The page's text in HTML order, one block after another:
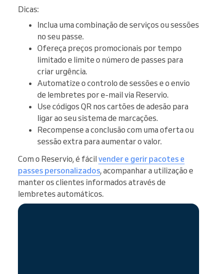
Dicas:
Inclua uma combinação de serviços ou sessões
no seu passe.
Ofereça preços promocionais por tempo
limitado e limite o número de passes para
criar urgência.
Automatize o controlo de sessões e o envio
de lembretes por e-mail via Reservio.
Use códigos QR nos cartões de adesão para
ligar ao seu sistema de marcações.
Recompense a conclusão com uma oferta ou
sessão extra para aumentar o valor.
Com o Reservio, é fácil vender e gerir pacotes e
passes personalizados, acompanhar a utilização e
manter os clientes informados através de
lembretes automáticos.